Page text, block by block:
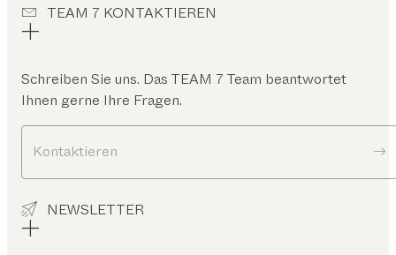
TEAM 7 KONTAKTIEREN
Schreiben Sie uns. Das TEAM 7 Team beantwortet
Ihnen gerne Ihre Fragen.
Kontaktieren
NEWSLETTER